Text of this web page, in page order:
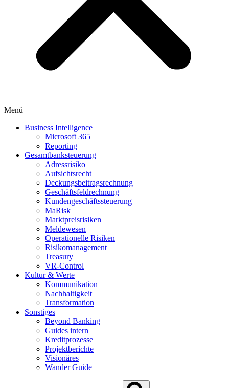
Menü
Business Intelligence
Microsoft 365
Reporting
Gesamtbanksteuerung
Adressrisiko
Aufsichtsrecht
Deckungsbeitragsrechnung
Geschäftsfeldrechnung
Kundengeschäftssteuerung
MaRisk
Marktpreisrisiken
Meldewesen
Operationelle Risiken
Risikomanagement
Treasury
VR-Control
Kultur & Werte
Kommunikation
Nachhaltigkeit
Transformation
Sonstiges
Beyond Banking
Guides intern
Kreditprozesse
Projektberichte
Visionäres
Wander Guide